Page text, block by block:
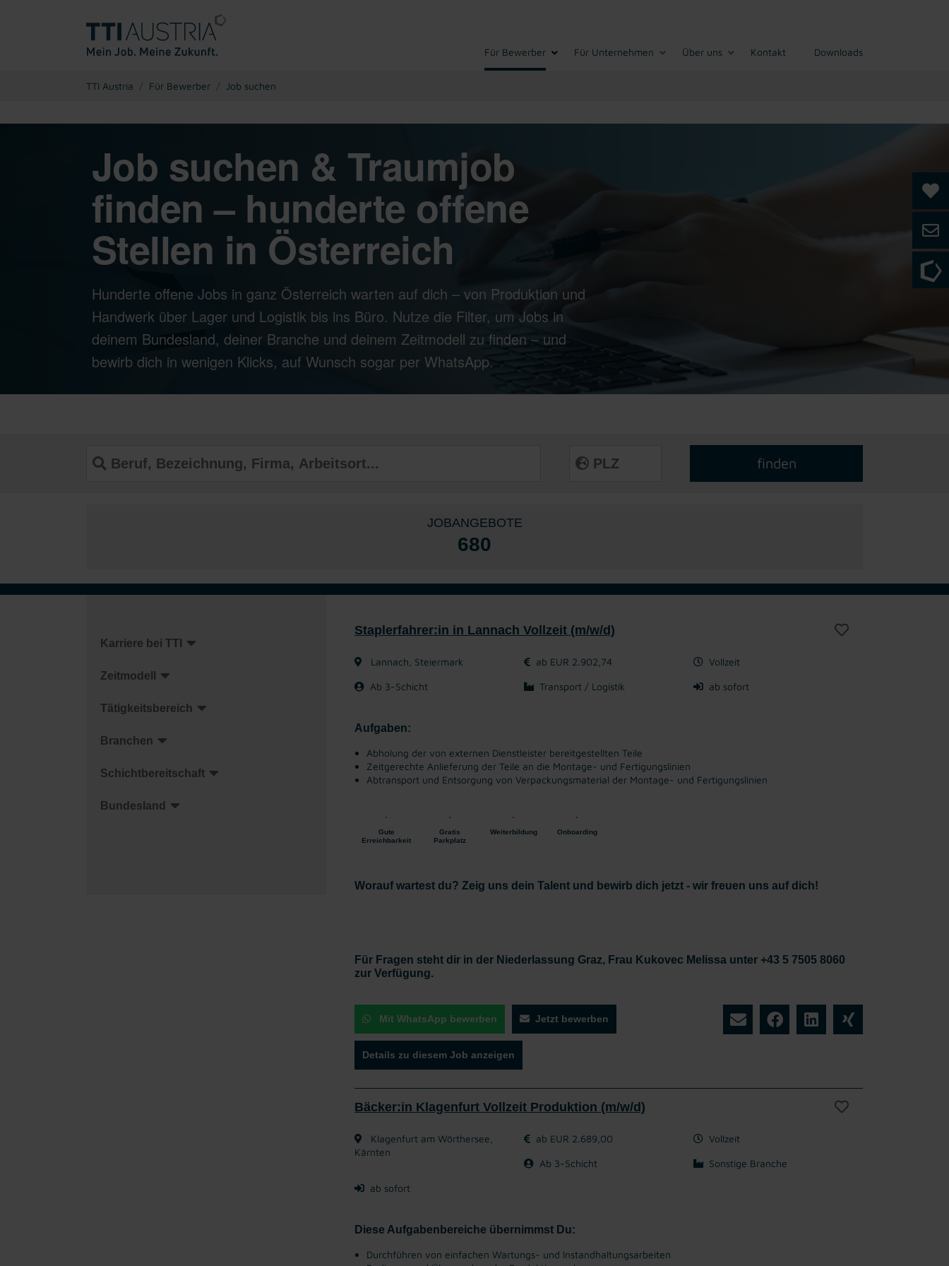
Für Bewerber Für Unternehmen Über uns Kontakt Downloads
TTI Austria Für Bewerber Job suchen
Job suchen & Traumjob
finden – hunderte offene
Stellen in Österreich
Hunderte offene Jobs in ganz Österreich warten auf dich – von Produktion und
Handwerk über Lager und Logistik bis ins Büro. Nutze die Filter, um Jobs in
deinem Bundesland, deiner Branche und deinem Zeitmodell zu finden – und
bewirb dich in wenigen Klicks, auf Wunsch sogar per WhatsApp.
JOBANGEBOTE
680
Karriere bei TTI
Zeitmodell
Tätigkeitsbereich
Branchen
Schichtbereitschaft
Bundesland
Staplerfahrer:in in Lannach Vollzeit (m/w/d)
Lannach, Steiermark ab EUR 2.902,74 Vollzeit
Ab 3-Schicht Transport / Logistik ab sofort
Aufgaben:
Abholung der von externen Dienstleister bereitgestellten Teile
Zeitgerechte Anlieferung der Teile an die Montage- und Fertigungslinien
Abtransport und Entsorgung von Verpackungsmaterial der Montage- und Fertigungslinien
Gute
Erreichbarkeit
Gratis
Parkplatz
Weiterbildung Onboarding
Worauf wartest du? Zeig uns dein Talent und bewirb dich jetzt - wir freuen uns auf dich!
Für Fragen steht dir in der Niederlassung Graz, Frau Kukovec Melissa unter +43 5 7505 8060
zur Verfügung.
Mit WhatsApp bewerben Jetzt bewerben
Details zu diesem Job anzeigen
Bäcker:in Klagenfurt Vollzeit Produktion (m/w/d)
Klagenfurt am Wörthersee,
Kärnten
ab EUR 2.689,00 Vollzeit
Ab 3-Schicht Sonstige Branche
ab sofort
Diese Aufgabenbereiche übernimmst Du:
Durchführen von einfachen Wartungs- und Instandhaltungsarbeiten